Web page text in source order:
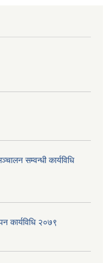
सम्वन्धी कार्यविधि
कार्यविधि २०७९